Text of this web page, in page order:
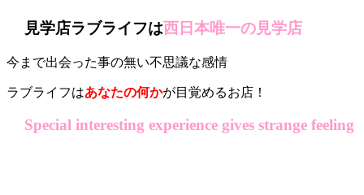
見学店ラブライフは西日本唯一の見学店
今まで出会った事の無い不思議な感情
ラブライフはあなたの何かが目覚めるお店！
Special interesting experience gives strange feeling